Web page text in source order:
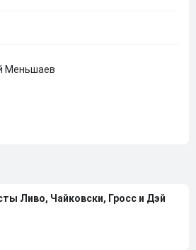
Меньшаев
Ливо, Чайковски, Гросс и Дэй